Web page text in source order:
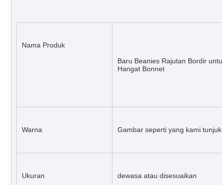
Nama Produk
Baru Beanies Rajutan Bordir
Hangat Bonnet
Warna Gambar seperti yang kami
Ukuran dewasa atau disesuaikan